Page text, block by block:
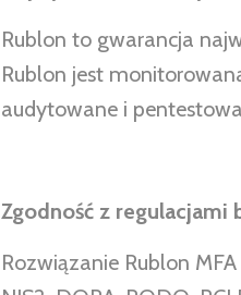
Rublon to gwarancja
Rublon jest
audytowane i
Zgodność z regulacjami
Rozwiązanie Rublon